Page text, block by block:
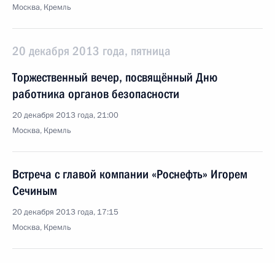
Москва, Кремль
20 декабря 2013 года, пятница
Торжественный вечер, посвящённый Дню
работника органов безопасности
20 декабря 2013 года, 21:00
Москва, Кремль
Встреча с главой компании «Роснефть» Игорем
Сечиным
20 декабря 2013 года, 17:15
Москва, Кремль